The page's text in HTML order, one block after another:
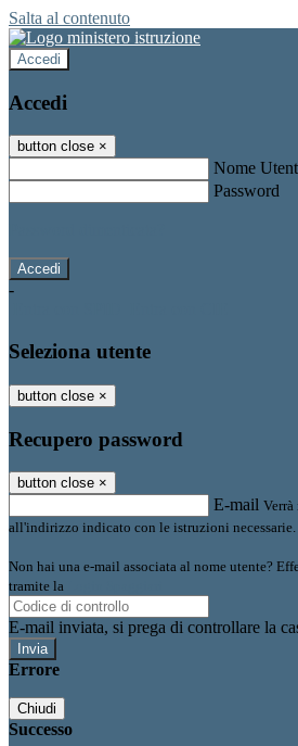
Salta al contenuto
Accedi
Accedi
button close ×
Nome
Password
-
Seleziona utente
button close ×
Recupero password
button close ×
E-mail
all'indirizzo indicato con le istruzioni necessarie.
Non hai una e-mail associata al nome utente?
tramite la
E-mail inviata, si prega di controllare la
Errore
Chiudi
Successo